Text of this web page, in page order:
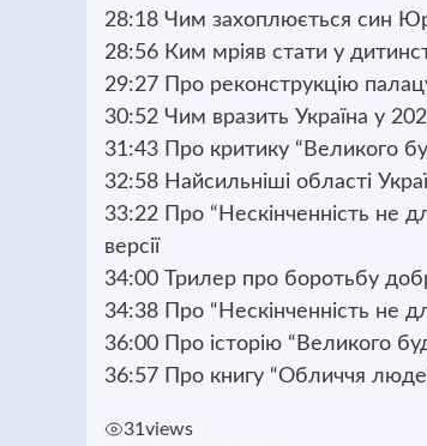
28:18 Чим захоплюється син
28:56 Ким мріяв стати у
29:27 Про реконструкцію
30:52 Чим вразить Україна у
31:43 Про критику “Великого
32:58 Найсильніші області
33:22 Про “Нескінченність не
версії
34:00 Трилер про боротьбу
34:38 Про “Нескінченність не
36:00 Про історію “Великого
36:57 Про книгу “Обличчя
31 views